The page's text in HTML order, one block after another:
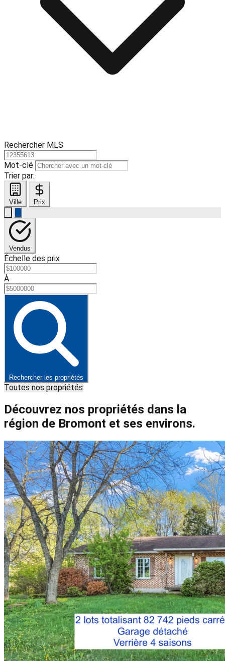
Rechercher MLS
Mot-clé
Trier par:
Ville Prix
Vendus
Échelle des prix
À
Rechercher les propriétés
Toutes nos propriétés
Découvrez nos propriétés dans la
région de Bromont et ses environs.